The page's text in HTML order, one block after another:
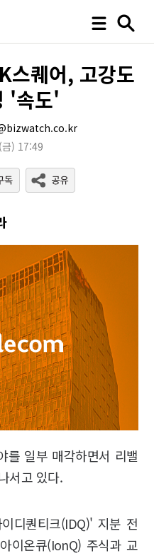
퀘어, 고강도
'속도'
(금) 17:49
를 일부 매각하면서 리밸
서고 있다.
디퀀티크(IDQ)' 지분 전
이온큐(IonQ) 주식과 교